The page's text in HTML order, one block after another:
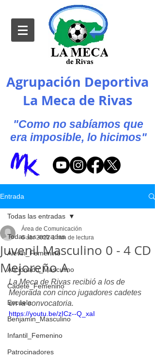
Agrupación Deportiva
La Meca de Rivas
"Como no sabíamos que
era imposible, lo hicimos"
Entrada
Todas las entradas
Alevin_Femenino
Aficionado_Masculino
Cadete_Femenino
Escuela
Benjamin_Masculino
Infantil_Femenino
Patrocinadores
Todas las entradas
Juvenil Masculino 0 - 4 CD
Mejoreño A
Área de Comunicación
6 abr 2022 1 min de lectura
La Meca de Rivas recibió a los de
Mejorada con cinco jugadores cadetes
en la convocatoria.
https://youtu.be/zICz--Q_xaI